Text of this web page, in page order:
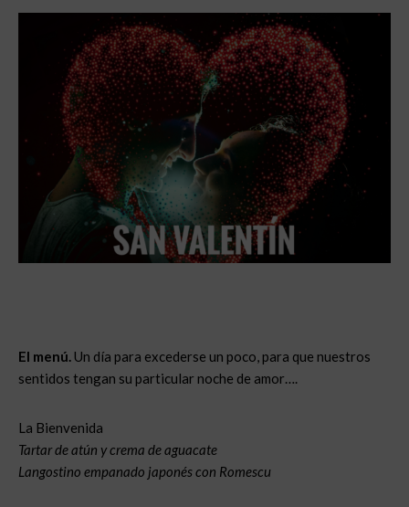
El menú. Un día para excederse un poco, para que nuestros
sentidos tengan su particular noche de amor….
La Bienvenida
Tartar de atún y crema de aguacate
Langostino empanado japonés con Romescu